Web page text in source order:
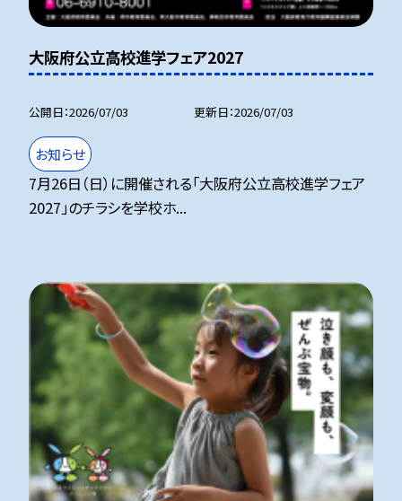
大阪府公立高校進学フェア2027
公開日 2026/07/03 更新日 2026/07/03
お知らせ
7月26日（日）に開催される「大阪府公立高校進学フェア
2027」のチラシを学校ホ...